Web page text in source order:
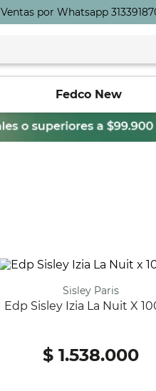
Ventas por Whatsapp
Fedco New
Sisley Paris
Edp Sisley Izia La Nuit X
$ 1.538.000